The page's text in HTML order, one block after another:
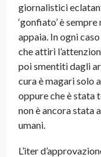
giornalistici
‘gonfiato’ è
appaia. In ogni
che attiri
poi smentiti dagli
cura è magari solo
oppure che è stata
non è ancora stata
umani.
L’iter